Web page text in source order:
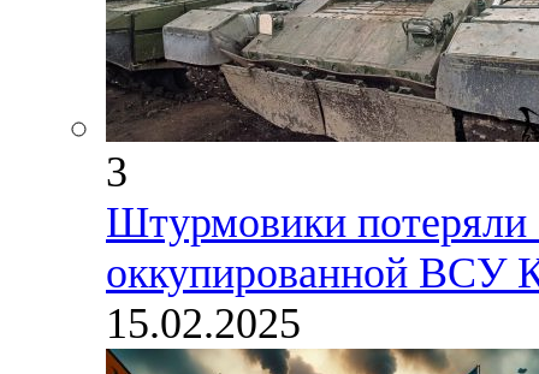
3
Штурмовики потеряли
оккупированной ВСУ
15.02.2025